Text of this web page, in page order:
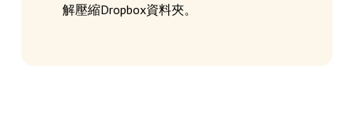
解壓縮Dropbox資料夾。